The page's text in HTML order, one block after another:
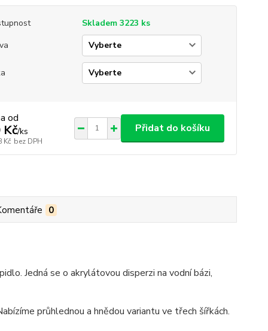
Skladem 3223 ks
od
Kč/ks
Kč bez DPH
Přidat do košíku
0
Jedná se o akrylátovou disperzi na vodní bázi,
průhlednou a hnědou variantu ve třech šířkách.